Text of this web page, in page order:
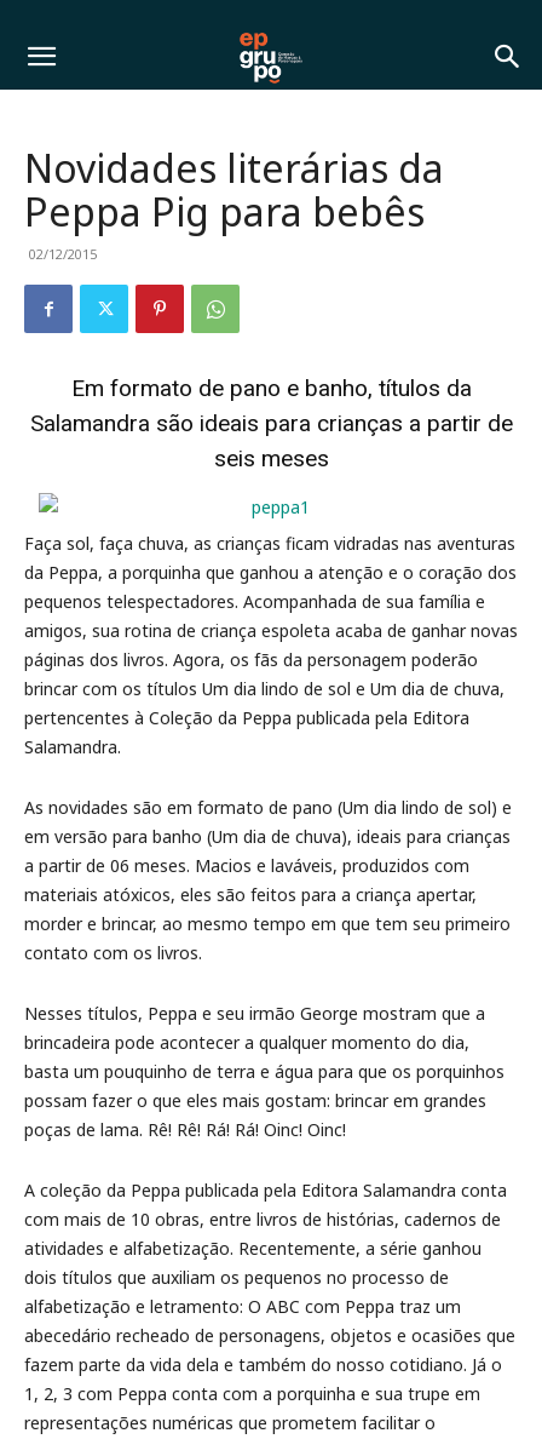
Novidades literárias da
Peppa Pig para bebês
02/12/2015
Em formato de pano e banho, títulos da
Salamandra são ideais para crianças a partir de
seis meses
Faça sol, faça chuva, as crianças ficam vidradas nas aventuras
da Peppa, a porquinha que ganhou a atenção e o coração dos
pequenos telespectadores. Acompanhada de sua família e
amigos, sua rotina de criança espoleta acaba de ganhar novas
páginas dos livros. Agora, os fãs da personagem poderão
brincar com os títulos Um dia lindo de sol e Um dia de chuva,
pertencentes à Coleção da Peppa publicada pela Editora
Salamandra.
As novidades são em formato de pano (Um dia lindo de sol) e
em versão para banho (Um dia de chuva), ideais para crianças
a partir de 06 meses. Macios e laváveis, produzidos com
materiais atóxicos, eles são feitos para a criança apertar,
morder e brincar, ao mesmo tempo em que tem seu primeiro
contato com os livros.
Nesses títulos, Peppa e seu irmão George mostram que a
brincadeira pode acontecer a qualquer momento do dia,
basta um pouquinho de terra e água para que os porquinhos
possam fazer o que eles mais gostam: brincar em grandes
poças de lama. Rê! Rê! Rá! Rá! Oinc! Oinc!
A coleção da Peppa publicada pela Editora Salamandra conta
com mais de 10 obras, entre livros de histórias, cadernos de
atividades e alfabetização. Recentemente, a série ganhou
dois títulos que auxiliam os pequenos no processo de
alfabetização e letramento: O ABC com Peppa traz um
abecedário recheado de personagens, objetos e ocasiões que
fazem parte da vida dela e também do nosso cotidiano. Já o
1, 2, 3 com Peppa conta com a porquinha e sua trupe em
representações numéricas que prometem facilitar o